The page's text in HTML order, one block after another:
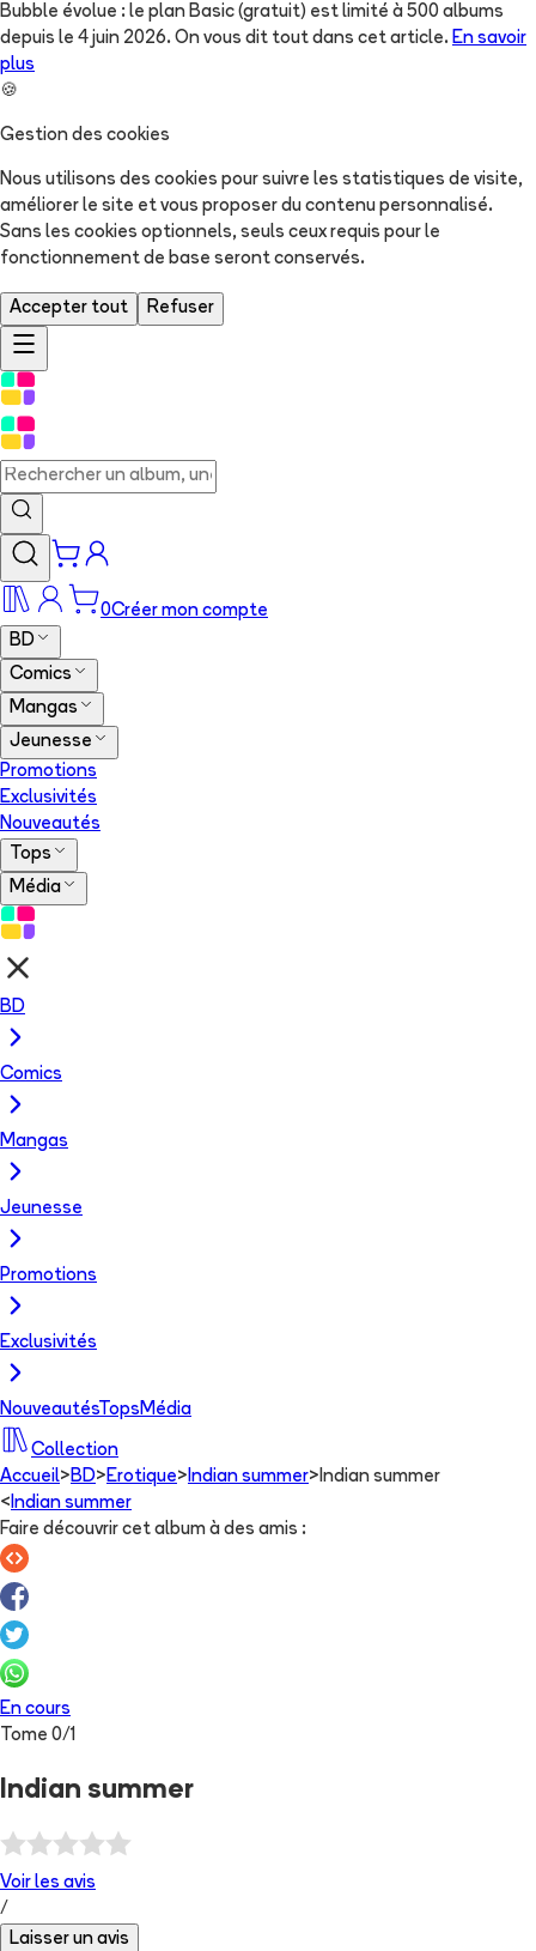
Bubble évolue : le plan Basic (gratuit) est limité à 500 albums
depuis le 4 juin 2026. On vous dit tout dans cet article. En savoir
plus
🍪
Gestion des cookies
Nous utilisons des cookies pour suivre les statistiques de visite,
améliorer le site et vous proposer du contenu personnalisé.
Sans les cookies optionnels, seuls ceux requis pour le
fonctionnement de base seront conservés.
Accepter tout Refuser
0Créer mon compte
BD
Comics
Mangas
Jeunesse
Promotions
Exclusivités
Nouveautés
Tops
Média
BD
Comics
Mangas
Jeunesse
Promotions
Exclusivités
NouveautésTops Média
Collection
Accueil> BD> Erotique> Indian summer> Indian summer
< Indian summer
Faire découvrir cet album à des amis :
En cours
Tome 0/1
Indian summer
Voir les avis
/
Laisser un avis